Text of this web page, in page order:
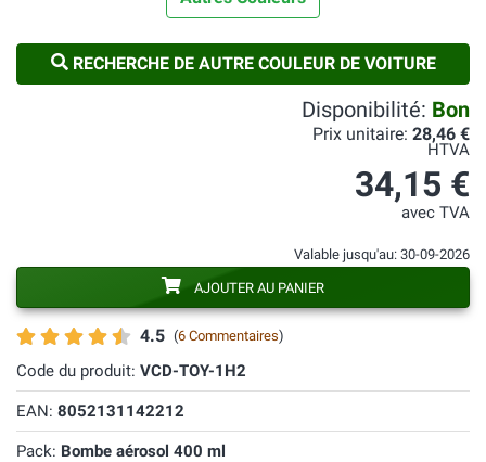
RECHERCHE DE AUTRE COULEUR DE VOITURE
4.5 (6 Commentaires)
Code du produit: VCD-TOY-1H2
EAN: 8052131142212
Pack: Bombe aérosol 400 ml
Disponibilité: Bon
Prix unitaire: 28,46 €
HTVA
34,15 €
avec TVA
Valable jusqu'au: 30-09-2026
AJOUTER AU PANIER